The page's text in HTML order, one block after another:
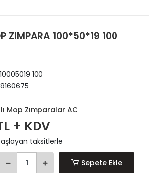
ZIMPARA 100*50*19 100
100
Mop Zımparalar AO
+ KDV
taksitlerle
Sepete Ekle